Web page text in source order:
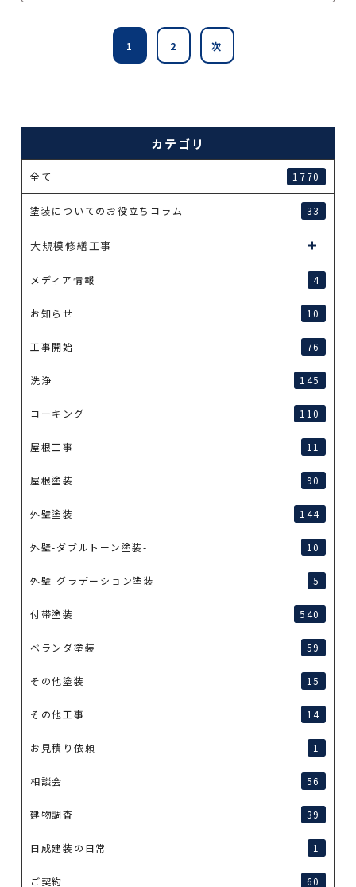
1 2 次
カテゴリ
全て 1770
塗装についてのお役立ちコラム 33
大規模修繕工事
メディア情報 4
お知らせ 10
工事開始 76
洗浄 145
コーキング 110
屋根工事 11
屋根塗装 90
外壁塗装 144
外壁-ダブルトーン塗装- 10
外壁-グラデーション塗装- 5
付帯塗装 540
ベランダ塗装 59
その他塗装 15
その他工事 14
お見積り依頼 1
相談会 56
建物調査 39
日成建装の日常 1
ご契約 60